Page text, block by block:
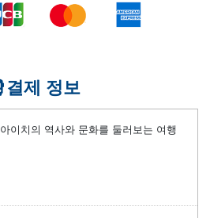
결제 정보
아이치의 역사와 문화를 둘러보는 여행